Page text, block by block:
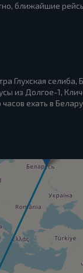
ближайшие
Глухская
из Долгое-1,
ехать в